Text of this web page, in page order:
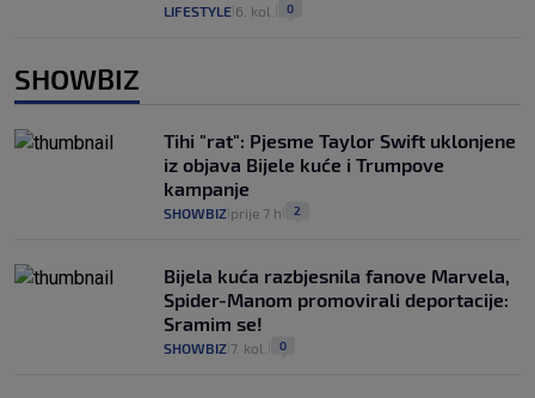
LIFESTYLE 6. kol. 0
SHOWBIZ
Tihi "rat": Pjesme Taylor Swift uklonjene
iz objava Bijele kuće i Trumpove
kampanje
SHOWBIZ prije 7 h 2
Bijela kuća razbjesnila fanove Marvela,
Spider-Manom promovirali deportacije:
Sramim se!
SHOWBIZ 7. kol. 0